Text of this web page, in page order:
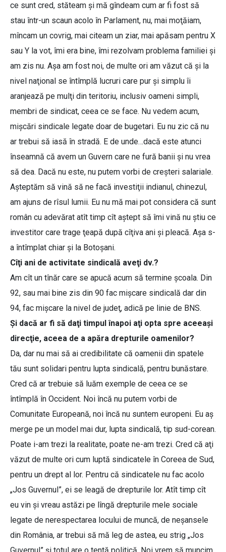
ce sunt cred, stăteam şi mă gîndeam cum ar fi fost să
stau într-un scaun acolo în Parlament, nu, mai moţăiam,
mîncam un covrig, mai citeam un ziar, mai apăsam pentru X
sau Y la vot, îmi era bine, îmi rezolvam problema familiei şi
am zis nu. Aşa am fost noi, de multe ori am văzut că şi la
nivel naţional se întîmplă lucruri care pur şi simplu îi
aranjează pe mulţi din teritoriu, inclusiv oameni simpli,
membri de sindicat, ceea ce se face. Nu vedem acum,
mişcări sindicale legate doar de bugetari. Eu nu zic că nu
ar trebui să iasă în stradă. E de unde…dacă este atunci
înseamnă că avem un Guvern care ne fură banii şi nu vrea
să dea. Dacă nu este, nu putem vorbi de creşteri salariale.
Aşteptăm să vină să ne facă investiţii indianul, chinezul,
am ajuns de rîsul lumii. Eu nu mă mai pot considera că sunt
român cu adevărat atît timp cît aştept să îmi vină nu ştiu ce
investitor care trage ţeapă după cîţiva ani şi pleacă. Aşa s-
a întîmplat chiar şi la Botoşani.
Cîţi ani de activitate sindicală aveţi dv.?
Am cît un tînăr care se apucă acum să termine şcoala. Din
92, sau mai bine zis din 90 fac mişcare sindicală dar din
94, fac mişcare la nivel de judeţ, adică pe linie de BNS.
Şi dacă ar fi să daţi timpul înapoi aţi opta spre aceeaşi
direcţie, aceea de a apăra drepturile oamenilor?
Da, dar nu mai să ai credibilitate că oamenii din spatele
tău sunt solidari pentru lupta sindicală, pentru bunăstare.
Cred că ar trebuie să luăm exemple de ceea ce se
întîmplă în Occident. Noi încă nu putem vorbi de
Comunitate Europeană, noi încă nu suntem europeni. Eu aş
merge pe un model mai dur, lupta sindicală, tip sud-corean.
Poate i-am trezi la realitate, poate ne-am trezi. Cred că aţi
văzut de multe ori cum luptă sindicatele în Coreea de Sud,
pentru un drept al lor. Pentru că sindicatele nu fac acolo
„Jos Guvernul”, ei se leagă de drepturile lor. Atît timp cît
eu vin şi vreau astăzi pe lîngă drepturile mele sociale
legate de nerespectarea locului de muncă, de neşansele
din România, ar trebui să mă leg de astea, eu strig „Jos